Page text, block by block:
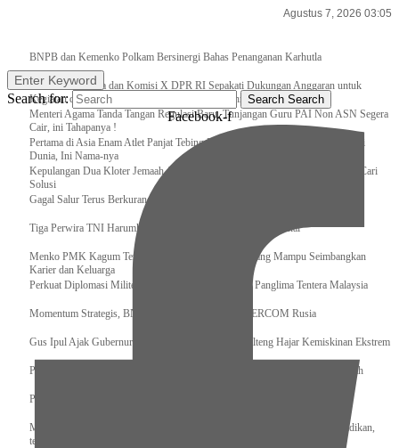
Agustus 7, 2026 03:05
BNPB dan Kemenko Polkam Bersinergi Bahas Penanganan Karhutla
Raker Kemenpora dan Komisi X DPR RI Sepakati Dukungan Anggaran untuk
Kegiatan dan Program Prioritas Pemuda dan Olahraga
Menteri Agama Tanda Tangan Regulasi Baru, Tunjangan Guru PAI Non ASN Segera
Cair, ini Tahapanya !
Pertama di Asia Enam Atlet Panjat Tebing Indonesia Taklukkan Tebing Tertinggi
Dunia, Ini Nama-nya
Kepulangan Dua Kloter Jemaah Asal Surabaya Tertunda, Kemenag Upayakan Cari
Solusi
Gagal Salur Terus Berkurang, Gus Ipul: 405 Ribu Lebih Bansos Cair
Tiga Perwira TNI Harumkan Indonesia Di Kancah Internasional
Menko PMK Kagum Terhadap Perempuan Modern yang Mampu Seimbangkan
Karier dan Keluarga
Perkuat Diplomasi Militer, Panglima TNI Terima CC Panglima Tentera Malaysia
Momentum Strategis, BNPB Terima Kunjungan EMERCOM Rusia
Gus Ipul Ajak Gubernur dan Bupati/Wali Kota se-Kalteng Hajar Kemiskinan Ekstrem
Panglima TNI Sambut Kedatangan Presiden RI Usai Lawatan ke Timur Tengah
Pengurus Pusat Pordasi Pacu Dapat Pesan dari Sri Paduka
Menag RI dan Dua Menteri Yordania Jalin Sinergi Bidang Wakaf dan Pendidikan,
termasuk Beasiswa
Enter Keyword
Search for: Search Search
Facebook-f